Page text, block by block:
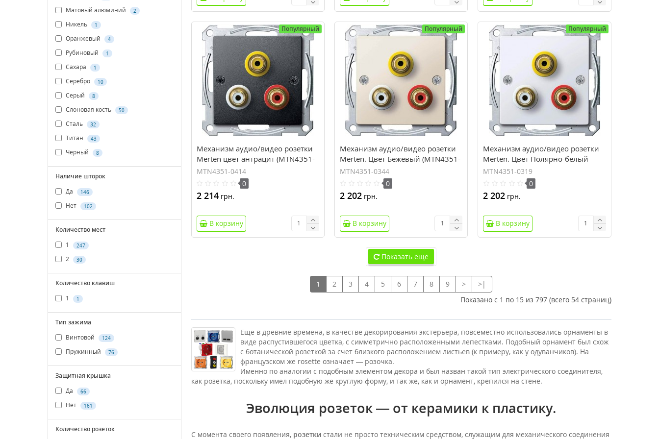
Матовый алюминий 2
Никель 1
Оранжевый 4
Рубиновый 1
Сахара 1
Серебро 10
Серый 8
Слоновая кость 50
Сталь 32
Титан 43
Черный 8
Наличие шторок
Да
146
Нет 102
Количество мест
1
247
2 30
Количество клавиш
1
1
Тип зажима
Винтовой
124
Пружинный 76
Защитная крышка
Да
66
Нет 161
Количество розеток
Популярный
Механизм аудио/видео розетки
Merten цвет антрацит (MTN4351-
0414)
MTN4351-0414
0
2 214грн.
В корзину
Популярный
Механизм аудио/видео розетки
Merten. Цвет Бежевый (MTN4351-
0344)
MTN4351-0344
0
2 202грн.
В корзину
Популярный
Механизм аудио/видео розетки
Merten. Цвет Полярно-белый
(MTN4351-0319)
MTN4351-0319
0
2 202 грн.
В корзину
Показать еще
1 2 3 4 5 6 7 8 9 >
>|
Показано с 1 по 15 из 797 (всего 54 страниц)
Еще в древние времена, в качестве декорирования экстерьера, повсеместно использовались орнаменты в
виде распустившегося цветка, с симметрично расположенными лепестками. Подобный орнамент был схож
с ботанической розеткой за счет близкого расположением листьев (к примеру, как у одуванчиков). На
французском же rosette означает — розочка.
Именно по аналогии с подобным элементом декора и был назван такой тип электрического соединителя,
как розетка, поскольку имел подобную же круглую форму, и так же, как и орнамент, крепился на стене.
Эволюция розеток — от керамики к пластику.
С момента своего появления, розетки стали не просто техническим средством, служащим для механического соединения